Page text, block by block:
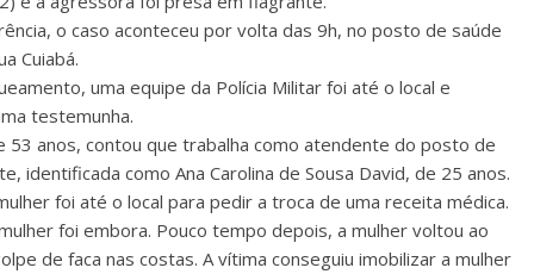
o caso aconteceu por volta das 9h, no posto de saúde
Cuiabá.
uma equipe da Polícia Militar foi até o local e
testemunha.
53 anos, contou que trabalha como atendente do posto de
identificada como Ana Carolina de Sousa David, de 25 anos.
foi até o local para pedir a troca de uma receita médica.
foi embora. Pouco tempo depois, a mulher voltou ao
de faca nas costas. A vítima conseguiu imobilizar a mulher